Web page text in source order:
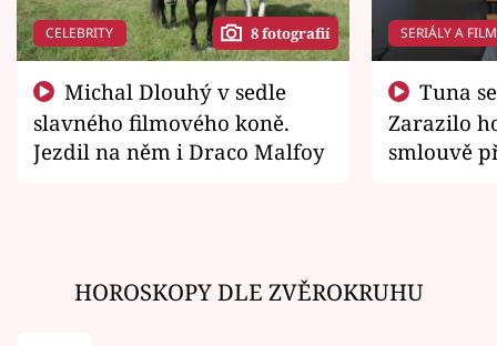
CELEBRITY 8 fotografií
slavného filmového koně.
Jezdil na něm i Draco Malfoy
SERIÁLY A
Zarazilo
smlouvě
HOROSKOPY DLE ZVĚROKRUHU